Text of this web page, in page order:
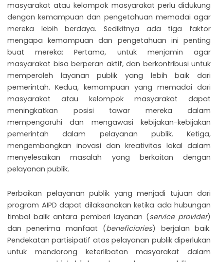
masyarakat atau kelompok masyarakat perlu didukung
dengan kemampuan dan pengetahuan memadai agar
mereka lebih berdaya. Sedikitnya ada tiga faktor
mengapa kemampuan dan pengetahuan ini penting
buat mereka: Pertama, untuk menjamin agar
masyarakat bisa berperan aktif, dan berkontribusi untuk
memperoleh layanan publik yang lebih baik dari
pemerintah. Kedua, kemampuan yang memadai dari
masyarakat atau kelompok masyarakat dapat
meningkatkan posisi tawar mereka dalam
mempengaruhi dan mengawasi kebijakan-kebijakan
pemerintah dalam pelayanan publik. Ketiga,
mengembangkan inovasi dan kreativitas lokal dalam
menyelesaikan masalah yang berkaitan dengan
pelayanan publik.
Perbaikan pelayanan publik yang menjadi tujuan dari
program AIPD dapat dilaksanakan ketika ada hubungan
timbal balik antara pemberi layanan (service provider)
dan penerima manfaat (beneficiaries) berjalan baik.
Pendekatan partisipatif atas pelayanan publik diperlukan
untuk mendorong keterlibatan masyarakat dalam